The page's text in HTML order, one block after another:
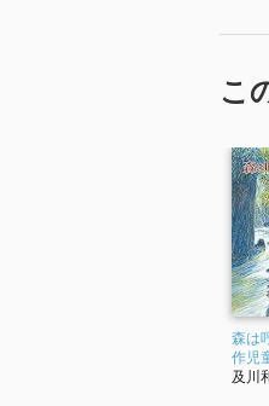
こ
森は
作児
及川